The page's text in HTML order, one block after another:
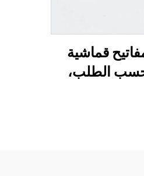
قماشية
الطلب،